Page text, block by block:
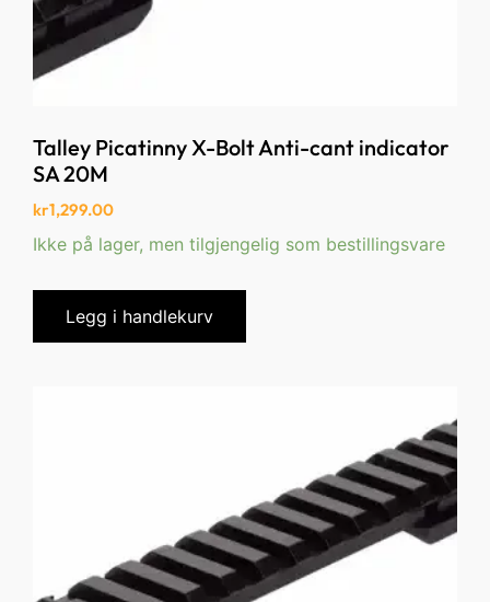
Talley Picatinny X-Bolt Anti-cant indicator
SA 20M
kr1,299.00
Ikke på lager, men tilgjengelig som bestillingsvare
Legg i handlekurv